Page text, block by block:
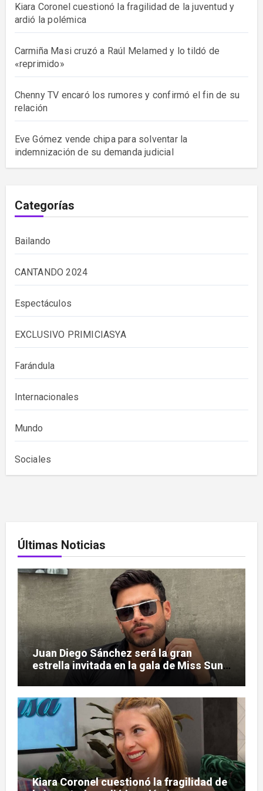
Kiara Coronel cuestionó la fragilidad de la juventud y
ardió la polémica
Carmiña Masi cruzó a Raúl Melamed y lo tildó de
«reprimido»
Chenny TV encaró los rumores y confirmó el fin de su
relación
Eve Gómez vende chipa para solventar la
indemnización de su demanda judicial
Categorías
Bailando
CANTANDO 2024
Espectáculos
EXCLUSIVO PRIMICIASYA
Farándula
Internacionales
Mundo
Sociales
Últimas Noticias
Juan Diego Sánchez será la gran
estrella invitada en la gala de Miss Sun
Kiara Coronel cuestionó la fragilidad de